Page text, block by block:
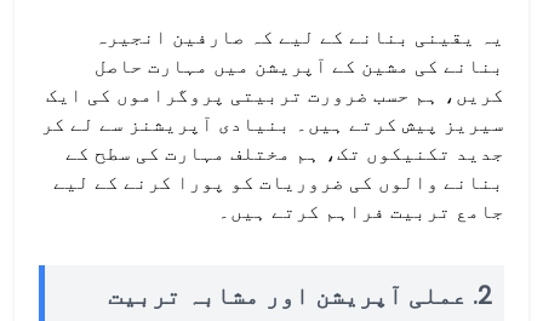
یہ یقینی بنانے کے لیے کہ صارفین انجیرہ
بنانے کی مشین کے آپریشن میں مہارت حاصل
کریں، ہم حسب ضرورت تربیتی پروگراموں کی ایک
سیریز پیش کرتے ہیں۔ بنیادی آپریشنز سے لے کر
جدید تکنیکوں تک، ہم مختلف مہارت کی سطح کے
بنانے والوں کی ضروریات کو پورا کرنے کے لیے
جامع تربیت فراہم کرتے ہیں۔
2. عملی آپریشن اور مشابہ تربیت